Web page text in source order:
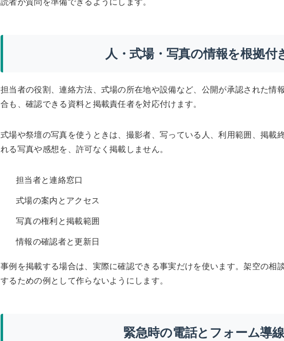
人・式場・写真の情報を根拠付
担当者の役割、連絡方法、式場の所在地や設備など、公開が承認された情
合も、確認できる資料と掲載責任者を対応付けます。
式場や祭壇の写真を使うときは、撮影者、写っている人、利用範囲、掲載
れる写真や感想を、許可なく掲載しません。
担当者と連絡窓口
式場の案内とアクセス
写真の権利と掲載範囲
情報の確認者と更新日
事例を掲載する場合は、実際に確認できる事実だけを使います。架空の相
するための例として作らないようにします。
緊急時の電話とフォーム導